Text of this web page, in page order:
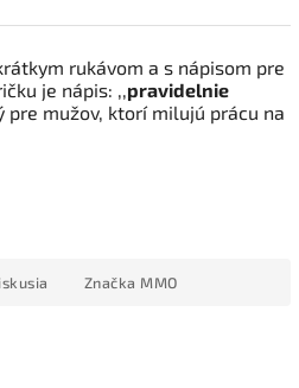
rukávom a s nápisom pre
je nápis: ,,pravidelnie
pre mužov, ktorí milujú prácu na
Značka MMO